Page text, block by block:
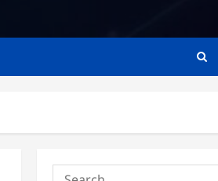
Search